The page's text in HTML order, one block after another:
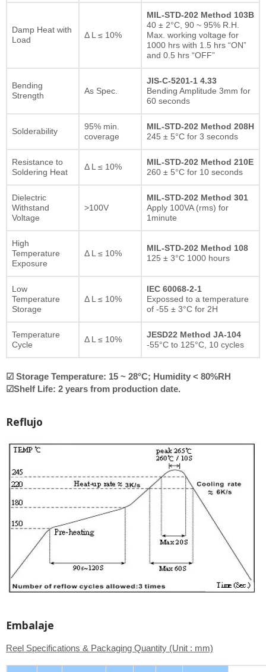
Damp Heat with
Load
Δ L ≤ 10%
MIL-STD-202 Method 103B
40 ± 2°C, 90 ~ 95% R.H.
Max. working voltage for
1000 hrs with 1.5 hrs “ON”
and 0.5 hrs “OFF”
Bending
Strength
As Spec.
JIS-C-5201-1 4.33
Bending Amplitude 3mm for
60 seconds
Solderability
95% min.
coverage
MIL-STD-202 Method 208H
245 ± 5°C for 3 seconds
Resistance to
Soldering Heat
Δ L ≤ 10%
MIL-STD-202 Method 210E
260 ± 5°C for 10 seconds
Dielectric
Withstand
Voltage
>100V
MIL-STD-202 Method 301
Apply 100VA (rms) for
1minute
High
Temperature
Exposure
Δ L ≤ 10%
MIL-STD-202 Method 108
125 ± 3°C 1000 hours
Low
Temperature
Storage
Δ L ≤ 10%
IEC 60068-2-1
Expossed to a temperature
of -55 ± 3°C for 2H
Temperature
Cycle
Δ L ≤ 10%
JESD22 Method JA-104
-55°C to 125°C, 10 cycles
☑ Storage Temperature: 15 ~ 28°C; Humidity < 80%RH
☑Shelf Life: 2 years from production date.
Reflujo
Embalaje
Reel Specifications & Packaging Quantity (Unit : mm)